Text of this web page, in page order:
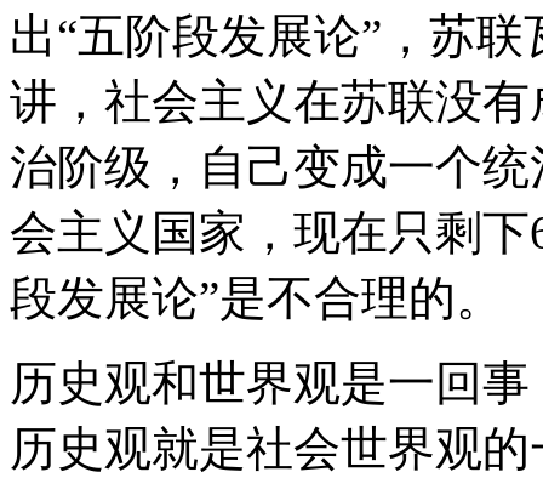
出“五阶段发展论”，苏
讲，社会主义在苏联没
治阶级，自己变成一个
会主义国家，现在只剩
段发展论”是不合理的。
历史观和世界观是一回
历史观就是社会世界观